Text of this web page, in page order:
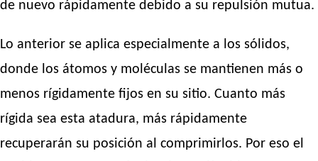
de nuevo rápidamente debido a su repulsión mutua.
Lo anterior se aplica especialmente a los sólidos,
donde los átomos y moléculas se mantienen más o
menos rígidamente fijos en su sitio. Cuanto más
rígida sea esta atadura, más rápidamente
recuperarán su posición al comprimirlos. Por eso el